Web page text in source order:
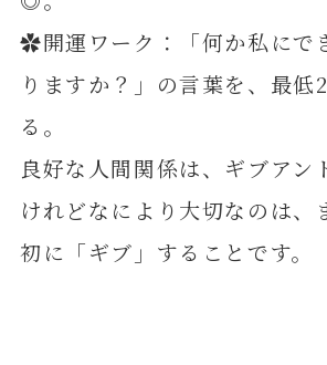
✿開運ワーク：「何か私にで
りますか？」の言葉を、最低
る。
良好な人間関係は、ギブアン
けれどなにより大切なのは、
初に「ギブ」することです。